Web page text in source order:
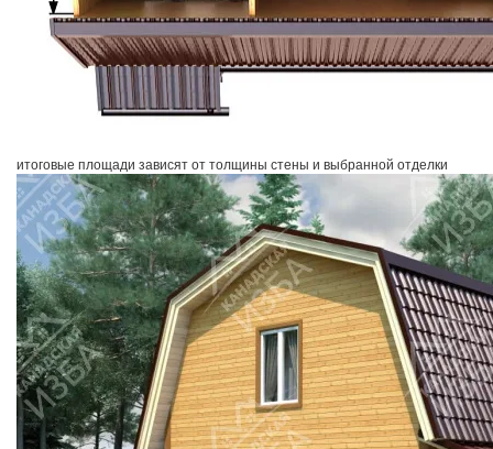
итоговые площади зависят от толщины стены и выбранной отделки